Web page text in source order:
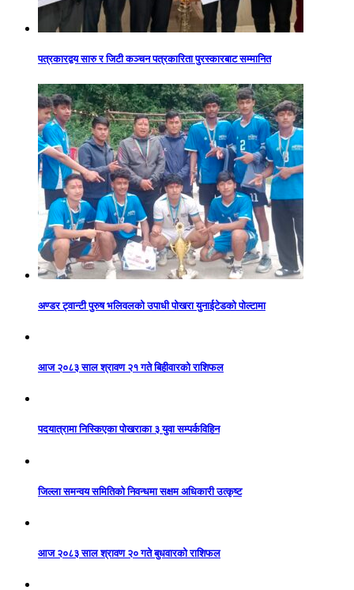
पत्रकारद्वय सारु र जिटी कञ्चन पत्रकारिता पुरस्कारबाट सम्मानित
अण्डर ट्वान्टी पुरुष भलिवलको उपाधी पोखरा युनाईटेडको पोल्टामा
आज २०८३ साल श्रावण २१ गते बिहीवारको राशिफल
पदयात्रामा निस्किएका पोखराका ३ युवा सम्पर्कविहिन
जिल्ला समन्वय समितिको निवन्धमा सक्षम अधिकारी उत्कृष्ट
आज २०८३ साल श्रावण २० गते बुधवारको राशिफल